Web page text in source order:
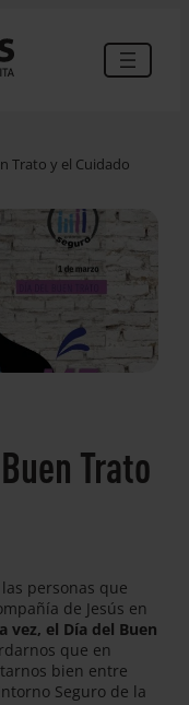
Trato y el Cuidado
Trato
personas que
de Jesús en
vez, el Día del Buen
que en
bien entre
Seguro de la